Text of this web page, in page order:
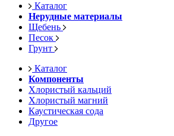
Каталог
Нерудные материалы
Щебень
Песок
Грунт
Каталог
Компоненты
Хлористый кальций
Хлористый магний
Каустическая сода
Другое